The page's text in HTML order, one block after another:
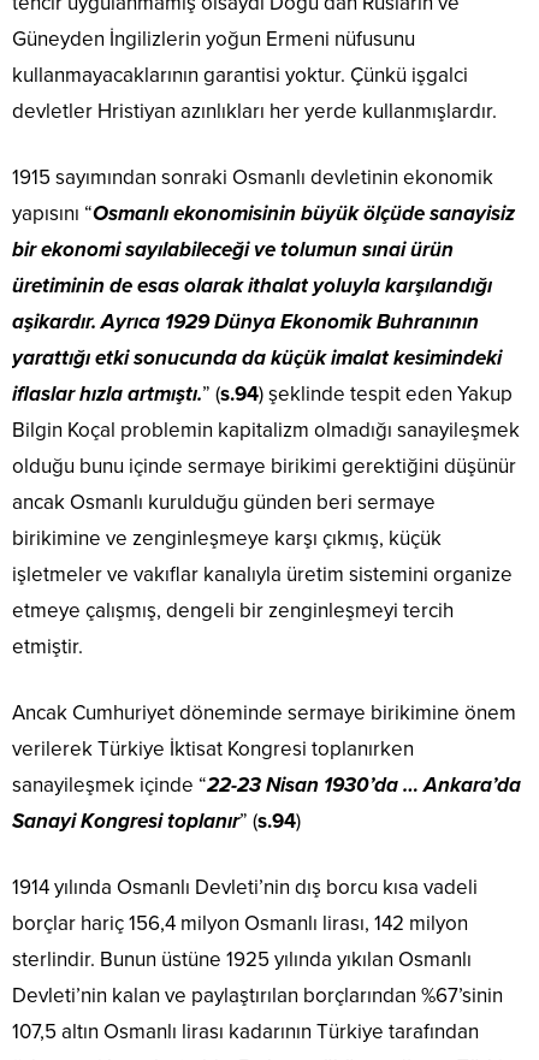
Güneyden İngilizlerin yoğun Ermeni nüfusunu
kullanmayacaklarının garantisi yoktur. Çünkü işgalci
devletler Hristiyan azınlıkları her yerde kullanmışlardır.
1915 sayımından sonraki Osmanlı devletinin ekonomik
yapısını “Osmanlı ekonomisinin büyük ölçüde sanayisiz
bir ekonomi sayılabileceği ve tolumun sınai ürün
üretiminin de esas olarak ithalat yoluyla karşılandığı
aşikardır. Ayrıca 1929 Dünya Ekonomik Buhranının
yarattığı etki sonucunda da küçük imalat kesimindeki
iflaslar hızla artmıştı.” (s.94) şeklinde tespit eden Yakup
Bilgin Koçal problemin kapitalizm olmadığı sanayileşmek
olduğu bunu içinde sermaye birikimi gerektiğini düşünür
ancak Osmanlı kurulduğu günden beri sermaye
birikimine ve zenginleşmeye karşı çıkmış, küçük
işletmeler ve vakıflar kanalıyla üretim sistemini organize
etmeye çalışmış, dengeli bir zenginleşmeyi tercih
etmiştir.
Ancak Cumhuriyet döneminde sermaye birikimine önem
verilerek Türkiye İktisat Kongresi toplanırken
sanayileşmek içinde “22-23 Nisan 1930’da … Ankara’da
Sanayi Kongresi toplanır” (s.94)
1914 yılında Osmanlı Devleti’nin dış borcu kısa vadeli
borçlar hariç 156,4 milyon Osmanlı lirası, 142 milyon
sterlindir. Bunun üstüne 1925 yılında yıkılan Osmanlı
Devleti’nin kalan ve paylaştırılan borçlarından %67’sinin
107,5 altın Osmanlı lirası kadarının Türkiye tarafından